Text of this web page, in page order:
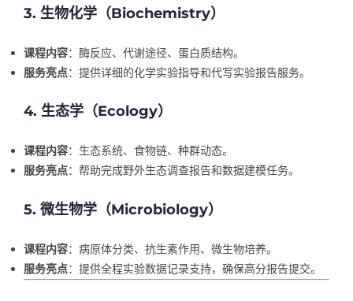
3. 生物化学（Biochemistry）
课程内容：酶反应、代谢途径、蛋白质结构。
服务亮点：提供详细的化学实验指导和代写实验报告服务。
4. 生态学（Ecology）
课程内容：生态系统、食物链、种群动态。
服务亮点：帮助完成野外生态调查报告和数据建模任务。
5. 微生物学（Microbiology）
课程内容：病原体分类、抗生素作用、微生物培养。
服务亮点：提供全程实验数据记录支持，确保高分报告提交。